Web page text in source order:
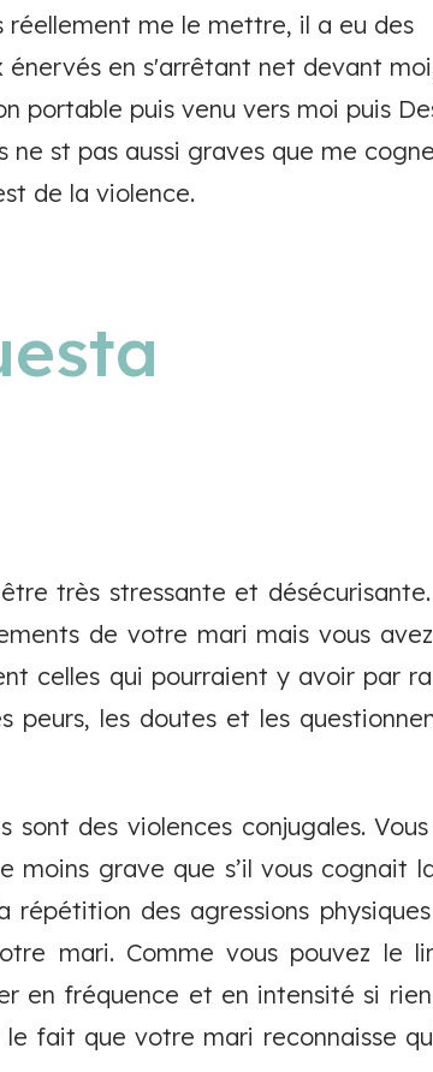
réellement me le mettre, il a eu des
en s'arrêtant net devant
portable puis venu vers moi puis
st pas aussi graves que me
de la violence.
très stressante et désécurisante.
de votre mari mais vous
celles qui pourraient y avoir par
peurs, les doutes et les
sont des violences conjugales.
moins grave que s’il vous cognait
des agressions
mari. Comme vous pouvez le
en fréquence et en intensité si rien
fait que votre mari reconnaisse